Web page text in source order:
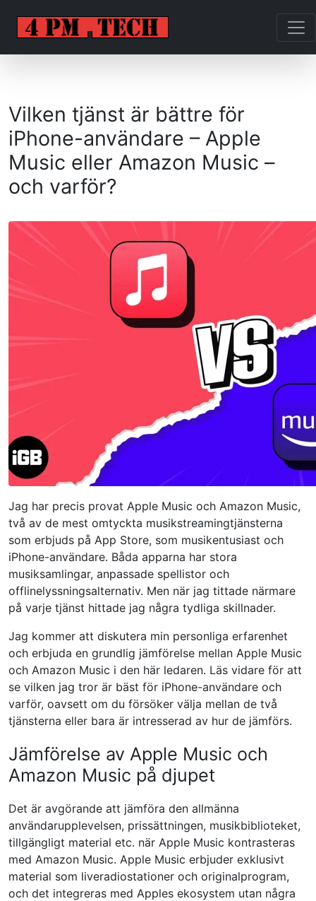
Vilken tjänst är bättre för
iPhone-användare – Apple
Music eller Amazon Music –
och varför?
Jag har precis provat Apple Music och Amazon Music,
två av de mest omtyckta musikstreamingtjänsterna
som erbjuds på App Store, som musikentusiast och
iPhone-användare. Båda apparna har stora
musiksamlingar, anpassade spellistor och
offlinelyssningsalternativ. Men när jag tittade närmare
på varje tjänst hittade jag några tydliga skillnader.
Jag kommer att diskutera min personliga erfarenhet
och erbjuda en grundlig jämförelse mellan Apple Music
och Amazon Music i den här ledaren. Läs vidare för att
se vilken jag tror är bäst för iPhone-användare och
varför, oavsett om du försöker välja mellan de två
tjänsterna eller bara är intresserad av hur de jämförs.
Jämförelse av Apple Music och
Amazon Music på djupet
Det är avgörande att jämföra den allmänna
användarupplevelsen, prissättningen, musikbiblioteket,
tillgängligt material etc. när Apple Music kontrasteras
med Amazon Music. Apple Music erbjuder exklusivt
material som liveradiostationer och originalprogram,
och det integreras med Apples ekosystem utan några